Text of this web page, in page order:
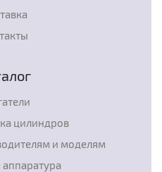
цилиндров
и моделям